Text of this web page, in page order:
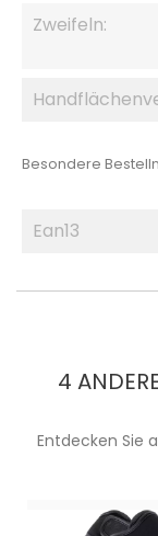
Zweifeln:
Besondere
Ean13
4
Entdecken Sie